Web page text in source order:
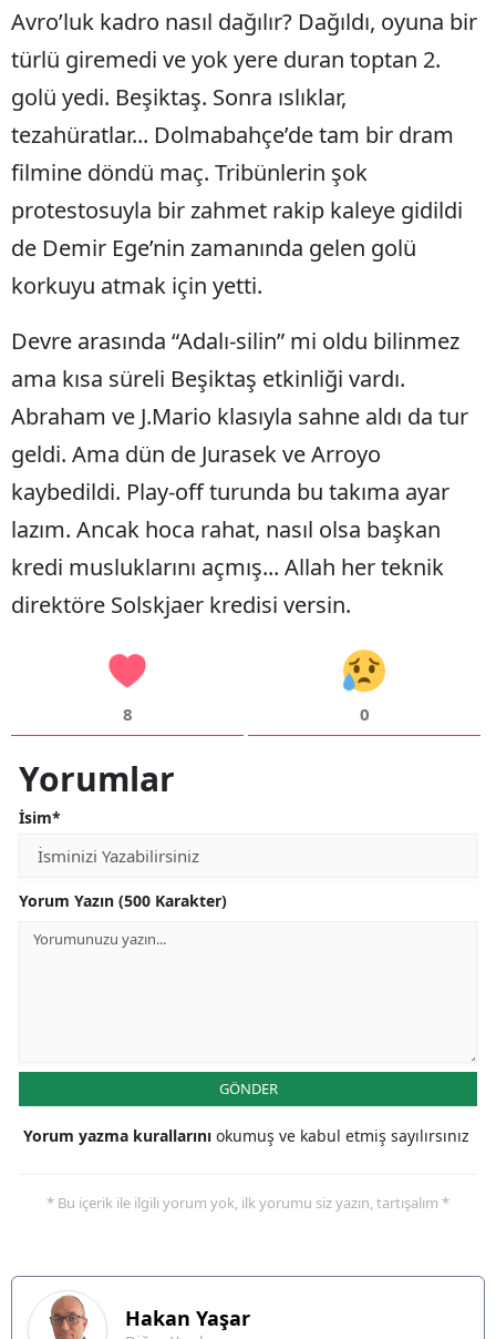
Avro’luk kadro nasıl dağılır? Dağıldı, oyuna bir
türlü giremedi ve yok yere duran toptan 2.
golü yedi. Beşiktaş. Sonra ıslıklar,
tezahüratlar... Dolmabahçe’de tam bir dram
filmine döndü maç. Tribünlerin şok
protestosuyla bir zahmet rakip kaleye gidildi
de Demir Ege’nin zamanında gelen golü
korkuyu atmak için yetti.
Devre arasında “Adalı-silin” mi oldu bilinmez
ama kısa süreli Beşiktaş etkinliği vardı.
Abraham ve J.Mario klasıyla sahne aldı da tur
geldi. Ama dün de Jurasek ve Arroyo
kaybedildi. Play-off turunda bu takıma ayar
lazım. Ancak hoca rahat, nasıl olsa başkan
kredi musluklarını açmış... Allah her teknik
direktöre Solskjaer kredisi versin.
8 0
Yorumlar
İsim*
Yorum Yazın (500 Karakter)
GÖNDER
Yorum yazma kurallarını okumuş ve kabul etmiş sayılırsınız
* Bu içerik ile ilgili yorum yok, ilk yorumu siz yazın, tartışalım *
Hakan Yaşar